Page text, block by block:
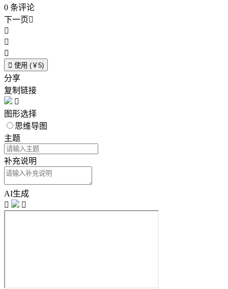
0 条评论
下一页



 使用 (￥5)
分享
复制链接

图形选择
思维导图
主题
补充说明
AI生成

